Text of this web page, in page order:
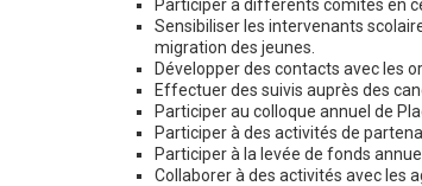
Participer à différents comités en
Sensibiliser les intervenants
migration des jeunes.
Développer des contacts avec les
Effectuer des suivis auprès des
Participer au colloque annuel de
Participer à des activités de
Participer à la levée de fonds
Collaborer à des activités avec les